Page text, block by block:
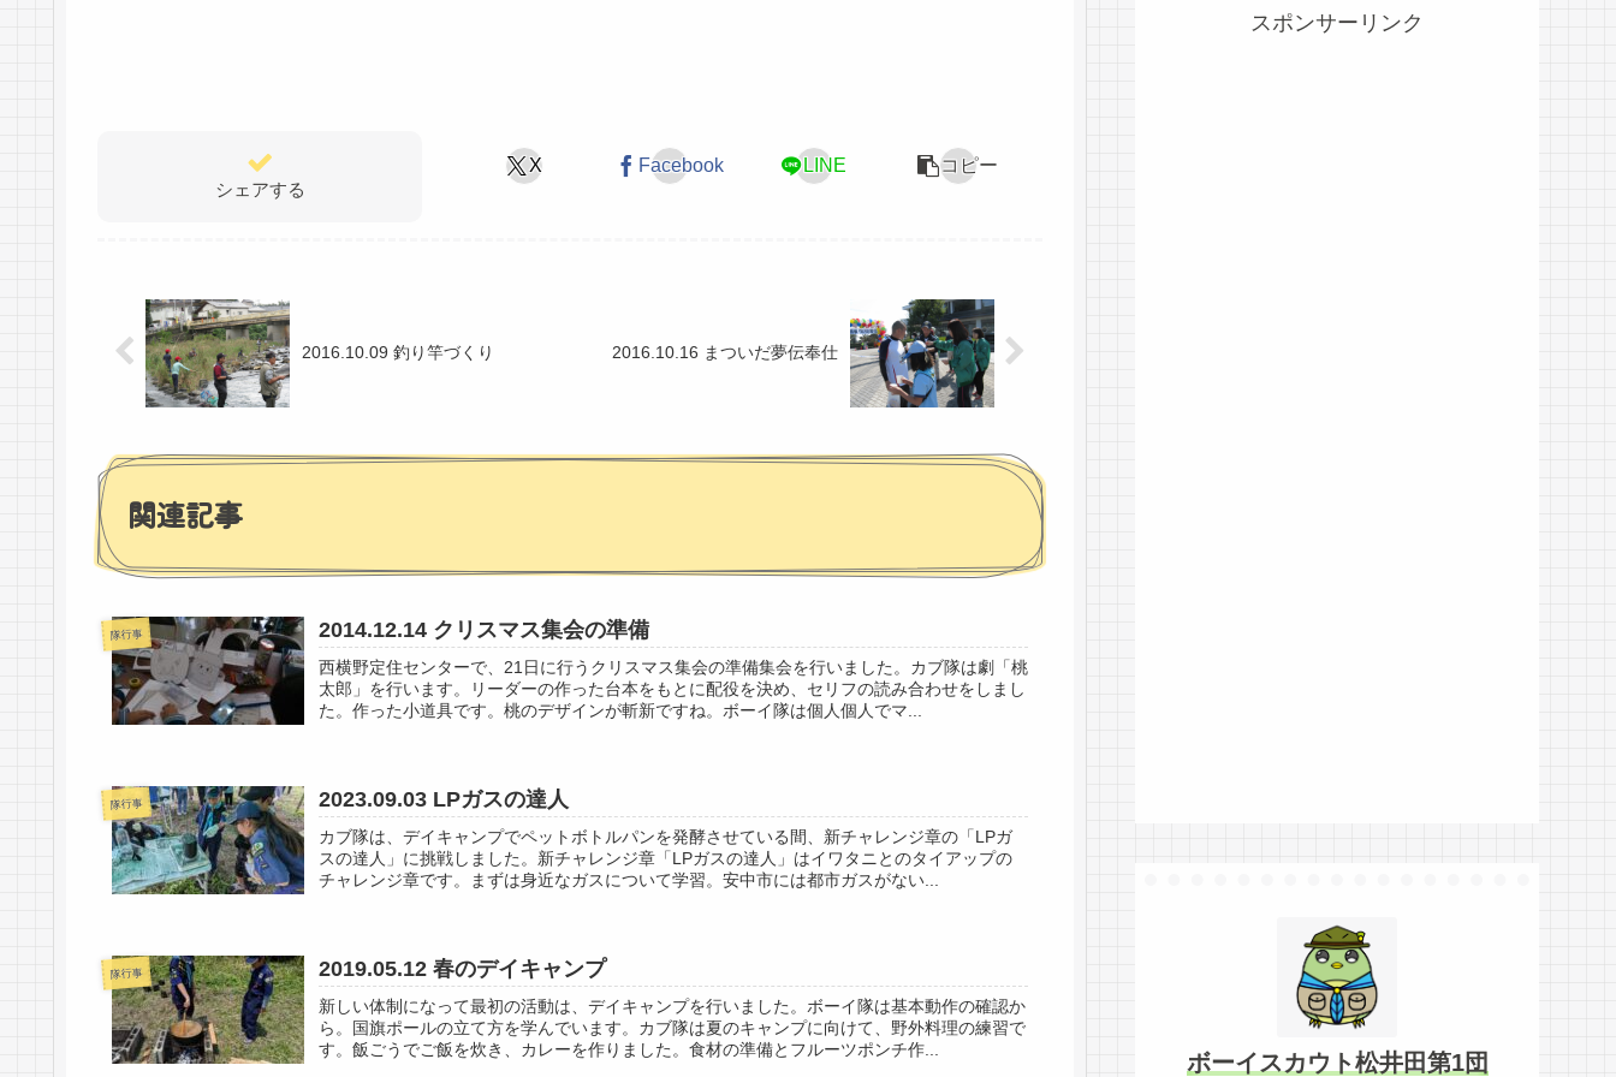
シェアする
X Facebook LINE コピー
2016.10.09 釣り竿づくり 2016.10.16 まついだ夢伝奉仕
関連記事
隊行事 2014.12.14 クリスマス集会の準備
西横野定住センターで、21日に行うクリスマス集会の準備集会を行いました。カブ隊は劇「桃
太郎」を行います。リーダーの作った台本をもとに配役を決め、セリフの読み合わせをしまし
た。作った小道具です。桃のデザインが斬新ですね。ボーイ隊は個人個人でマ...
隊行事 2023.09.03 LPガスの達人
カブ隊は、デイキャンプでペットボトルパンを発酵させている間、新チャレンジ章の「LPガ
スの達人」に挑戦しました。新チャレンジ章「LPガスの達人」はイワタニとのタイアップの
チャレンジ章です。まずは身近なガスについて学習。安中市には都市ガスがない...
隊行事 2019.05.12 春のデイキャンプ
新しい体制になって最初の活動は、デイキャンプを行いました。ボーイ隊は基本動作の確認か
ら。国旗ポールの立て方を学んでいます。カブ隊は夏のキャンプに向けて、野外料理の練習で
す。飯ごうでご飯を炊き、カレーを作りました。食材の準備とフルーツポンチ作...
スポンサーリンク
ボーイスカウト松井田第1団